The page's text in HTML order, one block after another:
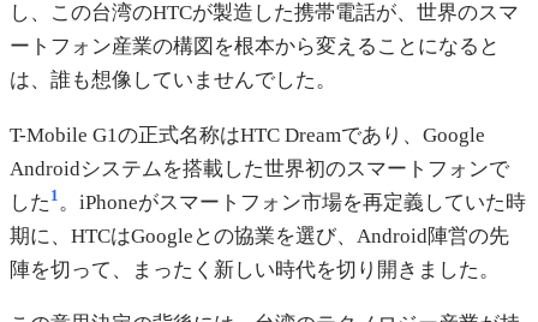
し、この台湾のHTCが製造した携帯電話が、世界のスマ
ートフォン産業の構図を根本から変えることになると
は、誰も想像していませんでした。
T-Mobile G1の正式名称はHTC Dreamであり、Google
Androidシステムを搭載した世界初のスマートフォンで
した 1 。iPhoneがスマートフォン市場を再定義していた時
期に、HTCはGoogleとの協業を選び、Android陣営の先
陣を切って、まったく新しい時代を切り開きました。